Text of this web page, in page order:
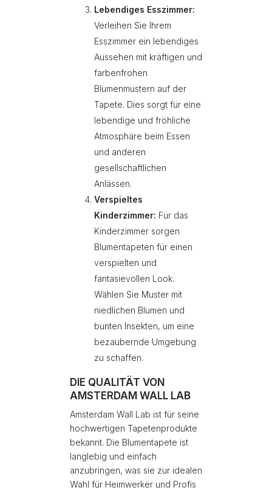
Lebendiges Esszimmer:
Verleihen Sie Ihrem
Esszimmer ein lebendiges
Aussehen mit kräftigen und
farbenfrohen
Blumenmustern auf der
Tapete. Dies sorgt für eine
lebendige und fröhliche
Atmosphäre beim Essen
und anderen
gesellschaftlichen
Anlässen.
Verspieltes
Kinderzimmer: Für das
Kinderzimmer sorgen
Blumentapeten für einen
verspielten und
fantasievollen Look.
Wählen Sie Muster mit
niedlichen Blumen und
bunten Insekten, um eine
bezaubernde Umgebung
zu schaffen.
DIE QUALITÄT VON
AMSTERDAM WALL LAB
Amsterdam Wall Lab ist für seine
hochwertigen Tapetenprodukte
bekannt. Die Blumentapete ist
langlebig und einfach
anzubringen, was sie zur idealen
Wahl für Heimwerker und Profis